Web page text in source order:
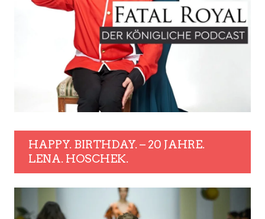
HAPPY. BIRTHDAY. – 20 JAHRE.
LENA. HOSCHEK.